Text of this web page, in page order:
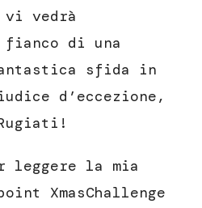
vi vedrà
di una
sfida in
d’eccezione,
leggere la mia
XmasChallenge